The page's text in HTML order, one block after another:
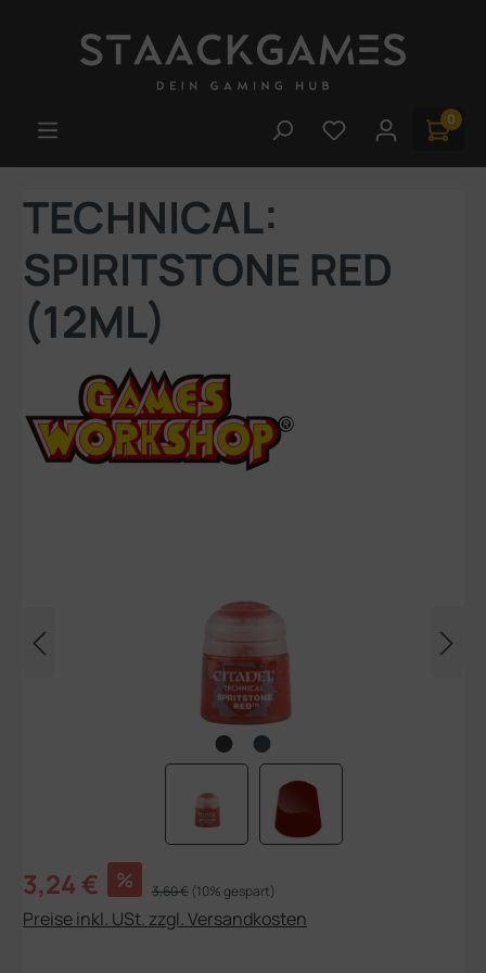
Du hast 0 0
TECHNICAL:
SPIRITSTONE RED
(12ML)
Verkaufspreis:
3,24 € % Regulärer Preis:
3,60 € (10% gespart)
Preise inkl. USt. zzgl. Versandkosten